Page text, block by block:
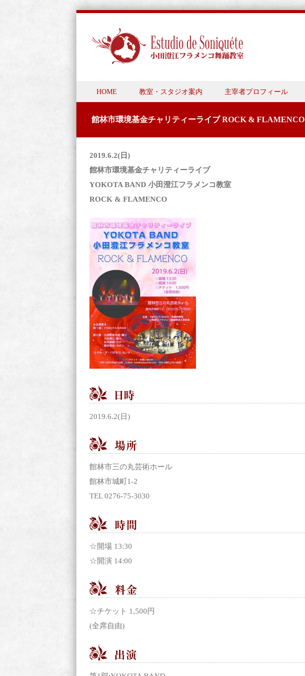
Menu
Skip to content
HOME 教室・スタジオ案内 主宰者プロフィール
館林市環境基金チャリティーライブ ROCK & FLAMENCO
2019.6.2(日)
館林市環境基金チャリティーライブ
YOKOTA BAND 小田澄江フラメンコ教室
ROCK & FLAMENCO
2019.6.2(日)
館林市三の丸芸術ホール
館林市城町1-2
TEL 0276-75-3030
☆開場 13:30
☆開演 14:00
☆チケット 1,500円
(全席自由)